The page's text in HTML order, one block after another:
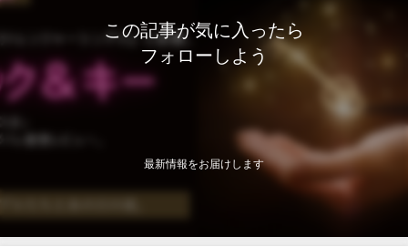
この記事が気に入ったら
フォローしよう
最新情報をお届けします